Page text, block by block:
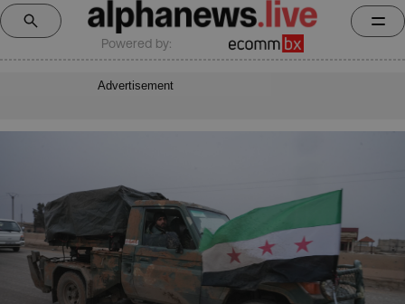
Powered by:
Advertisement